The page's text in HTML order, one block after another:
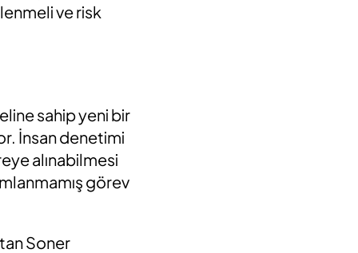
ve risk
sahip yeni bir
İnsan denetimi
alınabilmesi
görev
Soner